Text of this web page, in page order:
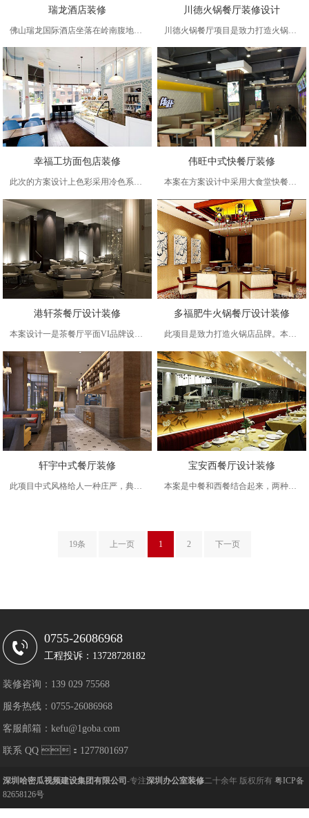
瑞龙酒店装修 川德火锅餐厅装修设计
幸福工坊面包店装修
此次的方案设计上色彩采用冷色系，白色与蓝色的搭配使整体看起来比较干净加上灯光的色彩也采用暖白来做为照明主色，搭配深色的家具、地板、台面还有内部的用具整体是有深有浅色有亮有暗干净和谐。
伟旺中式快餐厅装修
本案在方案设计中采用大食堂快餐模块式的设计类型，区域划分明显整体色彩搭配鲜明环境干净清爽。明档区是采用中式取餐的习惯来设计，取餐有专门设计的餐盘轨道方便快捷，软装部分是采取现代元素去搭配不需要 复杂和豪华，要的是快捷和方便。
港轩茶餐厅设计装修
本案设计一是茶餐厅平面VI品牌设计，设计二是室内外方案设计，根据茶餐厅特色的经营方式和经营需要，本案的空间包括以下几个部分：大厅、前台、商品销售区、散座区、包间区、厨房、卫生间。大厅的设计以深灰为基调体现茶餐厅的整体感觉，前台区域大一些，
多福肥牛火锅餐厅设计装修
此项目是致力打造火锅店品牌。本项目设计以新中式风格来吸引消费者的眼球，将中国传统的古典正红和现代元素有机结合的装饰手法，以更好的表达国人的含蓄气质。中式古朴的元素是必不可少的，方案的设计层次分明，错落有致，大厅就餐区，总服务台，缓冲等待
轩宇中式餐厅装修
此项目中式风格给人一种庄严，典雅，同时又给人一种舒适，放松的感觉，这是中餐厅设计的根本理念。餐厅包含了雅座、散座大厅、厢房三个组成部分，中餐设计别具中国传统屏风的兰、梅、竹、菊和中式花格字画等等，体现现代中式的时尚儒雅。餐厅设计元素还有
宝安西餐厅设计装修
本案是中餐和西餐结合起来，两种不同的方式却能够巧妙的结合在一起。功能区域上哈密瓜视频还是按照中餐的方式来进行划分但是在餐桌椅的选择上哈密瓜视频则考虑西餐的部分，大厅区域顶面采用木质顶面暗槽留灯，右侧的红酒展示和陈设的展示为大厅带不少装饰色彩。功能上
19条 上一页 1 2 下一页
0755-26086968
工程投诉：13728728182
装修咨询：139 029 75568
服务热线：0755-26086968
客服邮箱：kefu@1goba.com
联系 QQ ：1277801697
深圳哈密瓜视频建设集团有限公司-专注深圳办公室装修二十余年 版权所有粤ICP备
82658126号